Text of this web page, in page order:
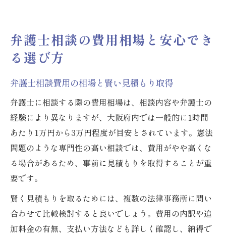
弁護士相談の費用相場と安心でき
る選び方
弁護士相談費用の相場と賢い見積もり取得
弁護士に相談する際の費用相場は、相談内容や弁護士の
経験により異なりますが、大阪府内では一般的に1時間
あたり1万円から3万円程度が目安とされています。憲法
問題のような専門性の高い相談では、費用がやや高くな
る場合があるため、事前に見積もりを取得することが重
要です。
賢く見積もりを取るためには、複数の法律事務所に問い
合わせて比較検討すると良いでしょう。費用の内訳や追
加料金の有無、支払い方法なども詳しく確認し、納得で